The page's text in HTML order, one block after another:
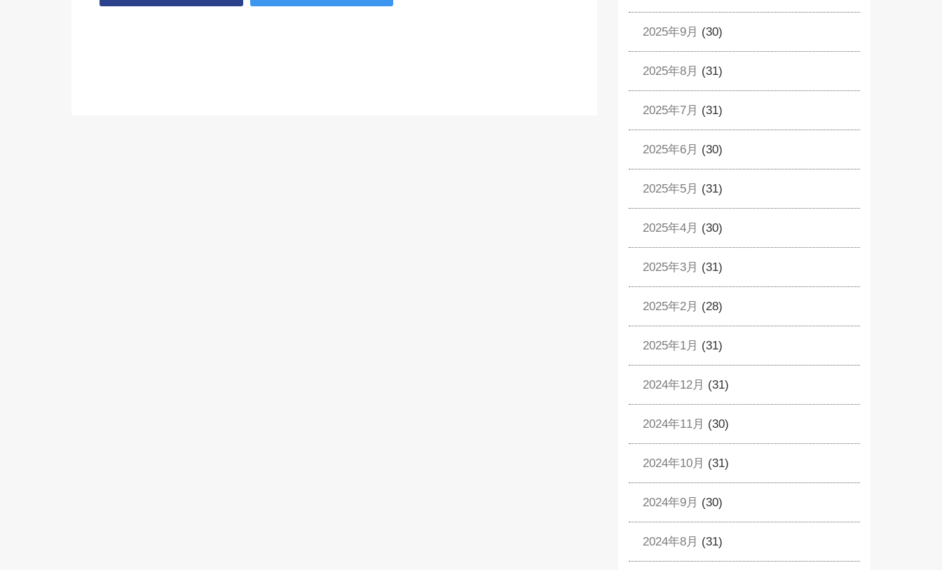
2025年9月 (30)
2025年8月 (31)
2025年7月 (31)
2025年6月 (30)
2025年5月 (31)
2025年4月 (30)
2025年3月 (31)
2025年2月 (28)
2025年1月 (31)
2024年12月 (31)
2024年11月 (30)
2024年10月 (31)
2024年9月 (30)
2024年8月 (31)